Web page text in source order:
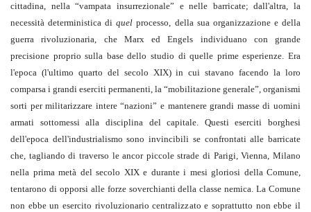
cittadina, nella “vampata insurrezionale” e nelle barricate; dall'altra, la
necessità deterministica diquel processo, della sua organizzazione e della
guerra rivoluzionaria, che Marx ed Engels individuano con grande
precisione proprio sulla base dello studio di quelle prime esperienze. Era
l'epoca (l'ultimo quarto del secolo XIX) in cui stavano facendo la loro
comparsa i grandi eserciti permanenti, la “mobilitazione generale”, organismi
sorti per militarizzare intere “nazioni” e mantenere grandi masse di uomini
armati sottomessi alla disciplina del capitale. Questi eserciti borghesi
dell'epoca dell'industrialismo sono invincibili se confrontati alle barricate
che, tagliando di traverso le ancor piccole strade di Parigi, Vienna, Milano
nella prima metà del secolo XIX e durante i mesi gloriosi della Comune,
tentarono di opporsi alle forze soverchianti della classe nemica. La Comune
non ebbe un esercito rivoluzionario centralizzato e soprattutto non ebbe il